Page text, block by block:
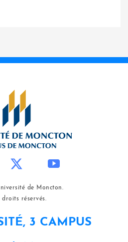
de Moncton.
droits réservés.
3 CAMPUS